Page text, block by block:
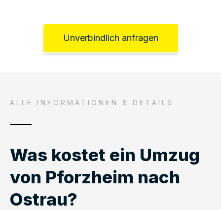
Unverbindlich anfragen
ALLE INFORMATIONEN & DETAILS
Was kostet ein Umzug
von Pforzheim nach
Ostrau?